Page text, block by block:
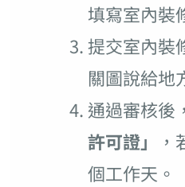
填寫室內裝
提交室內裝
關圖說給地
通過審核後
許可證」
個工作天。